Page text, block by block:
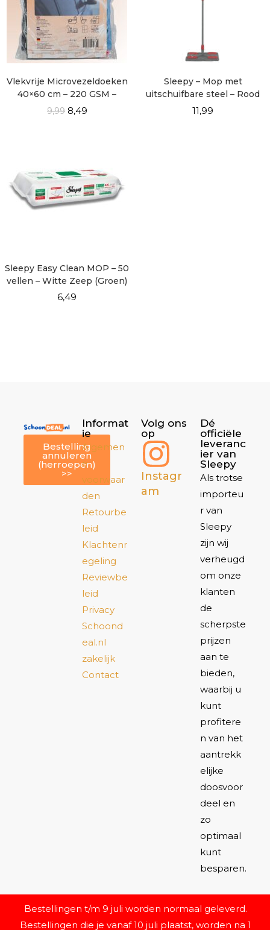
Vlekvrije Microvezeldoeken
40×60 cm – 220 GSM –
Pluisvrij & Streeploos
9,99 8,49
Sleepy – Mop met
uitschuifbare steel – Rood
11,99
Sleepy Easy Clean MOP – 50
vellen – Witte Zeep (Groen)
6,49
Bestelling
annuleren
(herroepen)
>>
Informat
ie
Algemen
e
voorwaar
den
Retourbe
leid
Klachtenr
egeling
Reviewbe
leid
Privacy
Schoond
eal.nl
zakelijk
Contact
Volg ons
op
Instagr
am
Dé
officiële
leveranc
ier van
Sleepy
Als trotse
importeu
r van
Sleepy
zijn wij
verheugd
om onze
klanten
de
scherpste
prijzen
aan te
bieden,
waarbij u
kunt
profitere
n van het
aantrekk
elijke
doosvoor
deel en
zo
optimaal
kunt
besparen.
Bestellingen t/m 9 juli worden normaal geleverd.
Bestellingen die je vanaf 10 juli plaatst, worden na 1